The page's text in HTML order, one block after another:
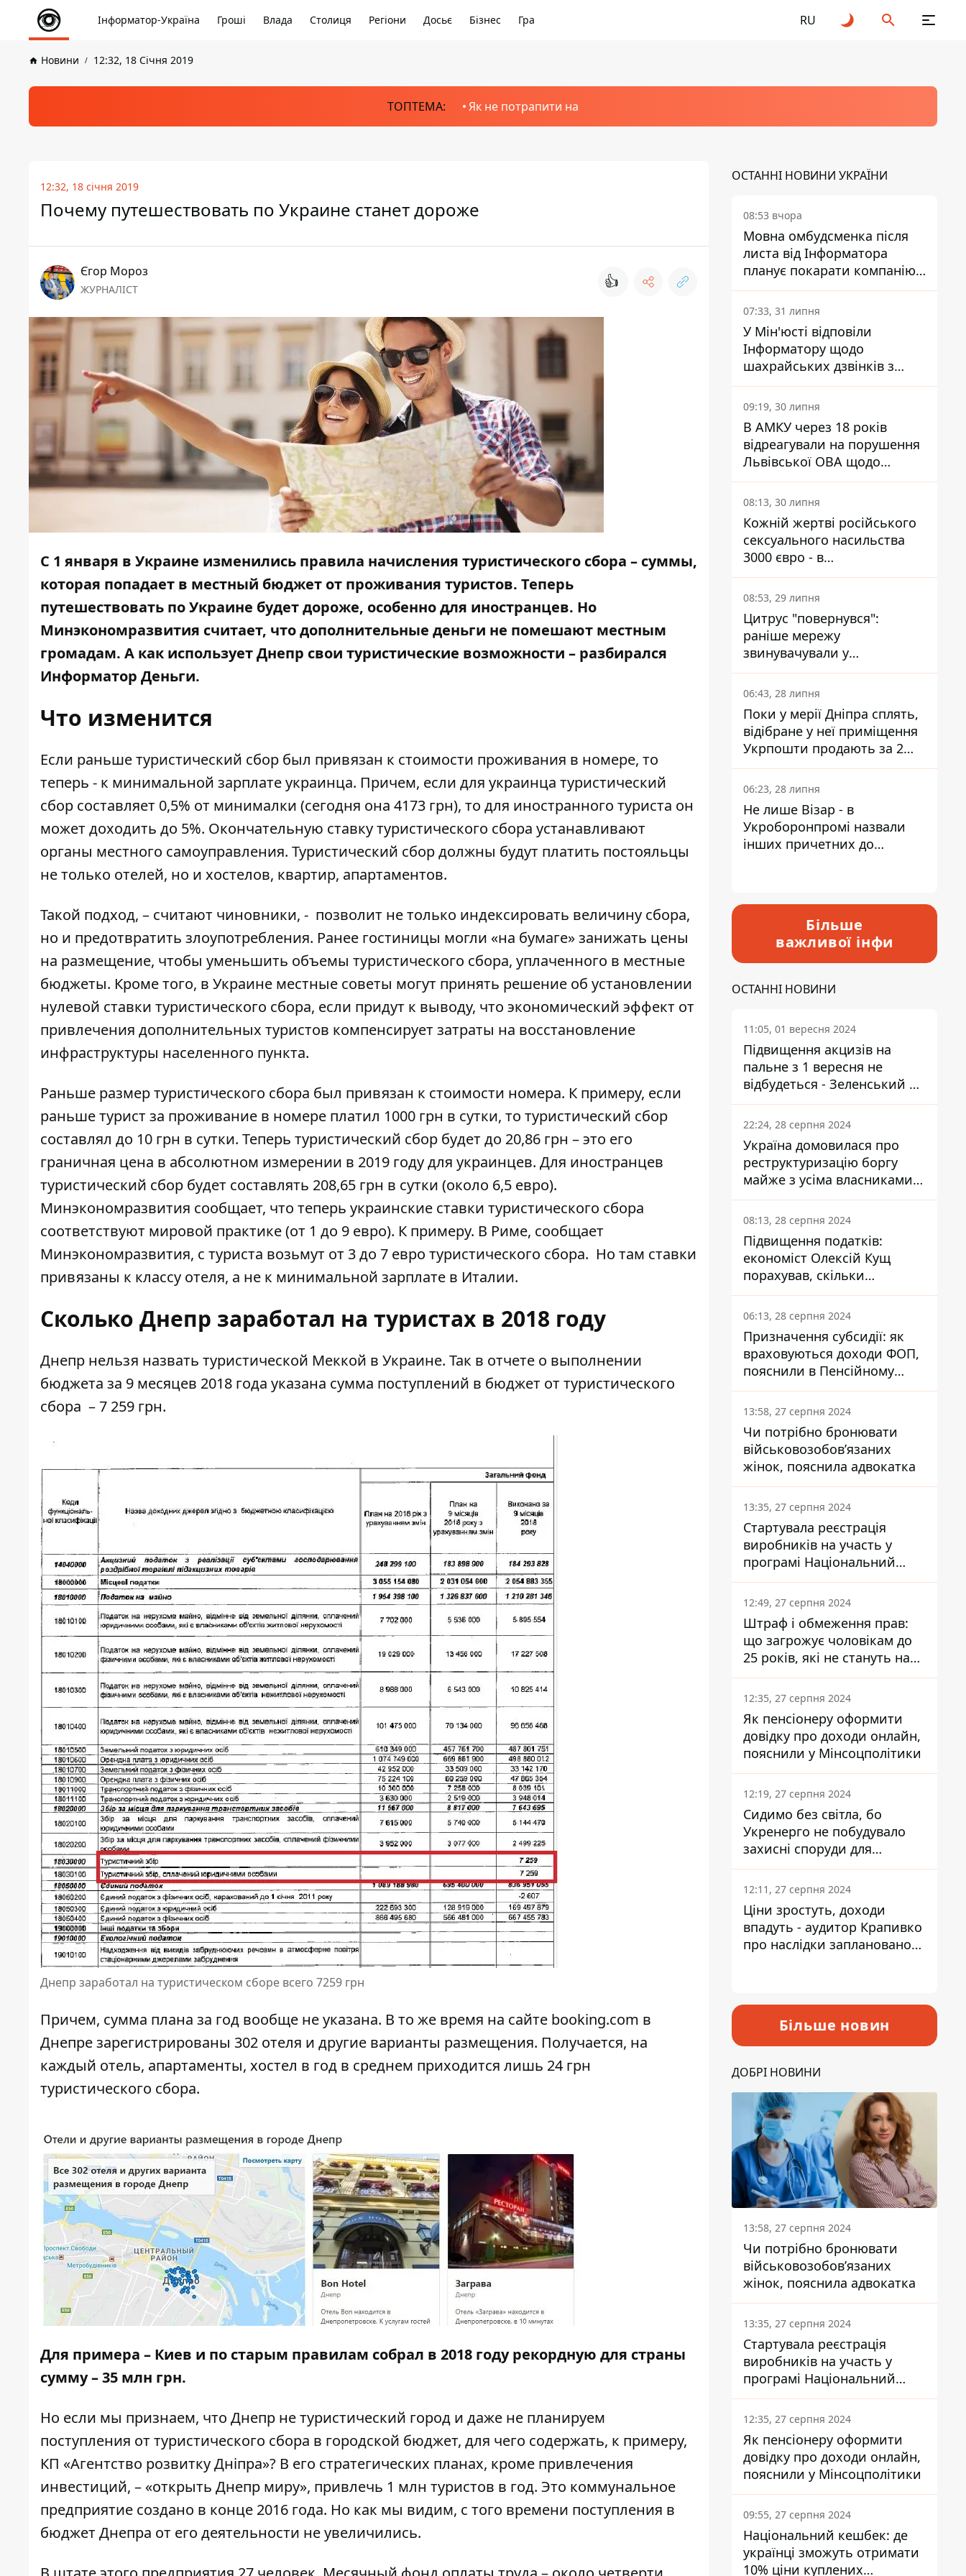
Інформатор-Україна Гроші Влада Столиця Регіони Досьє Бізнес Гра RU
Новини 12:32, 18 Січня 2019
ТОПТЕМА: Як не потрапити на
12:32, 18 січня 2019
Почему путешествовать по Украине станет дороже
Єгор Мороз
ЖУРНАЛІСТ 👍
С 1 января в Украине изменились правила начисления туристического сбора – суммы,
которая попадает в местный бюджет от проживания туристов. Теперь
путешествовать по Украине будет дороже, особенно для иностранцев. Но
Минэкономразвития считает, что дополнительные деньги не помешают местным
громадам. А как использует Днепр свои туристические возможности – разбирался
Информатор Деньги.
Что изменится
Если раньше туристический сбор был привязан к стоимости проживания в номере, то
теперь - к минимальной зарплате украинца. Причем, если для украинца туристический
сбор составляет 0,5% от минималки (сегодня она 4173 грн), то для иностранного туриста он
может доходить до 5%. Окончательную ставку туристического сбора устанавливают
органы местного самоуправления. Туристический сбор должны будут платить постояльцы
не только отелей, но и хостелов, квартир, апартаментов.
Такой подход, – считают чиновники, - позволит не только индексировать величину сбора,
но и предотвратить злоупотребления. Ранее гостиницы могли «на бумаге» занижать цены
на размещение, чтобы уменьшить объемы туристического сбора, уплаченного в местные
бюджеты. Кроме того, в Украине местные советы могут принять решение об установлении
нулевой ставки туристического сбора, если придут к выводу, что экономический эффект от
привлечения дополнительных туристов компенсирует затраты на восстановление
инфраструктуры населенного пункта.
Раньше размер туристического сбора был привязан к стоимости номера. К примеру, если
раньше турист за проживание в номере платил 1000 грн в сутки, то туристический сбор
составлял до 10 грн в сутки. Теперь туристический сбор будет до 20,86 грн – это его
граничная цена в абсолютном измерении в 2019 году для украинцев. Для иностранцев
туристический сбор будет составлять 208,65 грн в сутки (около 6,5 евро).
Минэкономразвития сообщает, что теперь украинские ставки туристического сбора
соответствуют мировой практике (от 1 до 9 евро). К примеру. В Риме, сообщает
Минэкономразвития, с туриста возьмут от 3 до 7 евро туристического сбора. Но там ставки
привязаны к классу отеля, а не к минимальной зарплате в Италии.
Сколько Днепр заработал на туристах в 2018 году
Днепр нельзя назвать туристической Меккой в Украине. Так в отчете о выполнении
бюджета за 9 месяцев 2018 года указана сумма поступлений в бюджет от туристического
сбора – 7 259 грн.
Днепр заработал на туристическом сборе всего 7259 грн
Причем, сумма плана за год вообще не указана. В то же время на сайте booking.com в
Днепре зарегистрированы 302 отеля и другие варианты размещения. Получается, на
каждый отель, апартаменты, хостел в год в среднем приходится лишь 24 грн
туристического сбора.
Для примера – Киев и по старым правилам собрал в 2018 году рекордную для страны
сумму – 35 млн грн.
Но если мы признаем, что Днепр не туристический город и даже не планируем
поступления от туристического сбора в городской бюджет, для чего содержать, к примеру,
КП «Агентство розвитку Дніпра»? В его стратегических планах, кроме привлечения
инвестиций, – «открыть Днепр миру», привлечь 1 млн туристов в год. Это коммунальное
предприятие создано в конце 2016 года. Но как мы видим, с того времени поступления в
бюджет Днепра от его деятельности не увеличились.
ОСТАННІ НОВИНИ УКРАЇНИ
08:53 вчора
Мовна омбудсменка після
листа від Інформатора
планує покарати компанію-
підрядника ПриватБанку
07:33, 31 липня
У Мін'юсті відповіли
Інформатору щодо
шахрайських дзвінків з
камери Сумського СІЗО так,
що ніхто нічого не зрозумів
09:19, 30 липня
В АМКУ через 18 років
відреагували на порушення
Львівської ОВА щодо
харчування у закладах
освіти
08:13, 30 липня
Кожній жертві російського
сексуального насильства
3000 євро - в
Мінсоцполітики пояснили
Інформатору, звідки на це
гроші
08:53, 29 липня
Цитрус "повернувся":
раніше мережу
звинувачували у
контрабанді техніки та
ухиленні від сплати
податків
06:43, 28 липня
Поки у мерії Дніпра сплять,
відібране у неї приміщення
Укрпошти продають за 2
мільйони
06:23, 28 липня
Не лише Візар - в
Укроборонпромі назвали
інших причетних до
Більше
важливої інфи
ОСТАННІ НОВИНИ
11:05, 01 вересня 2024
Підвищення акцизів на
пальне з 1 вересня не
відбудеться - Зеленський не
підписав закон
22:24, 28 серпня 2024
Україна домовилася про
реструктуризацію боргу
майже з усіма власниками
єврооблігацій: що це
означає для країни
08:13, 28 серпня 2024
Підвищення податків:
економіст Олексій Кущ
порахував, скільки
заплатить кожен українець
06:13, 28 серпня 2024
Призначення субсидії: як
враховуються доходи ФОП,
пояснили в Пенсійному
фонді
13:58, 27 серпня 2024
Чи потрібно бронювати
військовозобов’язаних
жінок, пояснила адвокатка
13:35, 27 серпня 2024
Стартувала реєстрація
виробників на участь у
програмі Національний
кешбек: як це зробити
через портал Дія
12:49, 27 серпня 2024
Штраф і обмеження прав:
що загрожує чоловікам до
25 років, які не стануть на
військовий облік
12:35, 27 серпня 2024
Як пенсіонеру оформити
довідку про доходи онлайн,
пояснили у Мінсоцполітики
12:19, 27 серпня 2024
Сидимо без світла, бо
Укренерго не побудувало
захисні споруди для
енергетики - нардеп
Кучеренко
12:11, 27 серпня 2024
Ціни зростуть, доходи
впадуть - аудитор Крапивко
про наслідки запланованого
Більше новин
ДОБРІ НОВИНИ
13:58, 27 серпня 2024
Чи потрібно бронювати
військовозобов’язаних
жінок, пояснила адвокатка
13:35, 27 серпня 2024
Стартувала реєстрація
виробників на участь у
програмі Національний
кешбек: як це зробити
через портал Дія
12:35, 27 серпня 2024
Як пенсіонеру оформити
довідку про доходи онлайн,
пояснили у Мінсоцполітики
09:55, 27 серпня 2024
Національний кешбек: де
українці зможуть отримати
10% ціни куплених